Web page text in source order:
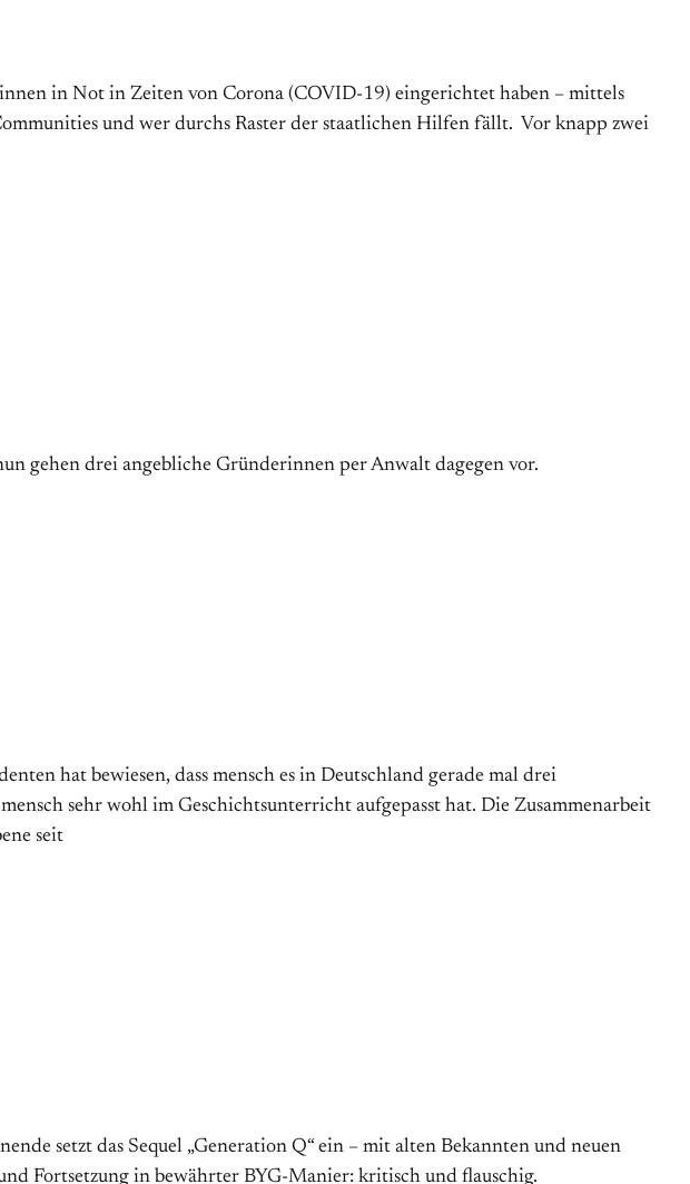
in Not in Zeiten von Corona (COVID-19) eingerichtet haben – mittels
und wer durchs Raster der staatlichen Hilfen fällt. Vor knapp zwei
gehen drei angebliche Gründerinnen per Anwalt dagegen vor.
hat bewiesen, dass mensch es in Deutschland gerade mal drei
sehr wohl im Geschichtsunterricht aufgepasst hat. Die Zusammenarbeit
seit
setzt das Sequel „Generation Q“ ein – mit alten Bekannten und neuen
Fortsetzung in bewährter BYG-Manier: kritisch und flauschig.